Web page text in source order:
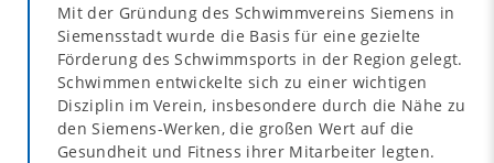
Mit der Gründung des Schwimmvereins Siemens in
Siemensstadt wurde die Basis für eine gezielte
Förderung des Schwimmsports in der Region gelegt.
Schwimmen entwickelte sich zu einer wichtigen
Disziplin im Verein, insbesondere durch die Nähe zu
den Siemens-Werken, die großen Wert auf die
Gesundheit und Fitness ihrer Mitarbeiter legten.